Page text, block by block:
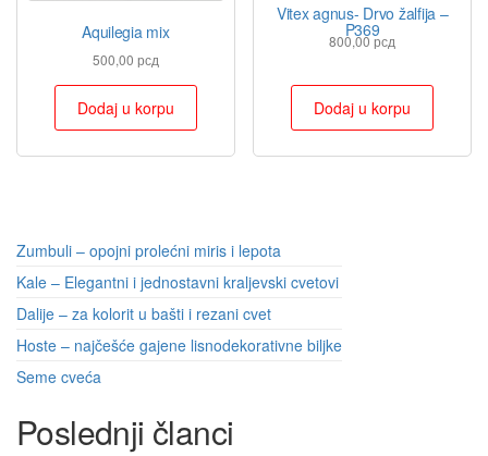
Aquilegia mix
500,00 рсд
Dodaj u korpu
Vitex agnus- Drvo žalfija –
P369
800,00рсд
Dodaj u korpu
Zumbuli – opojni prolećni miris i lepota
Kale – Elegantni i jednostavni kraljevski cvetovi
Dalije – za kolorit u bašti i rezani cvet
Hoste – najčešće gajene lisnodekorativne biljke
Seme cveća
Poslednji članci